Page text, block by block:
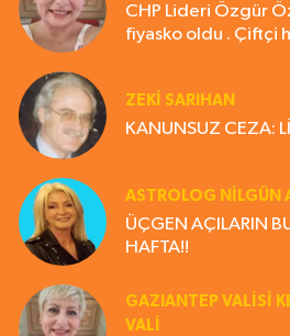
CHP Lideri Özgür
fiyasko oldu . Çiftçi
ZEKI SARIHAN
KANUNSUZ CEZA:
ASTROLOG NILGÜN
ÜÇGEN AÇILARIN
HAFTA!!
GAZIANTEP VALISI
VALİ